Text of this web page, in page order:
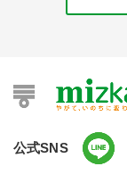
公式SNS